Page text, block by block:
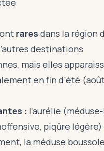
rares dans la région
destinations
mais elles
en fin d’été
: l’aurélie
piqûre légère)
la méduse